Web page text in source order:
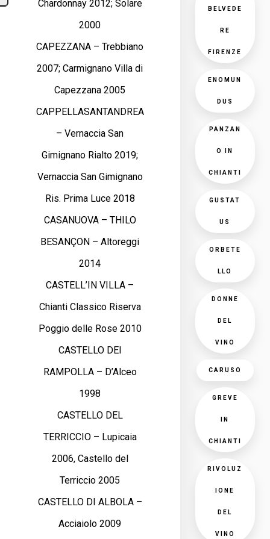
Chardonnay 2012; Solare
2000
CAPEZZANA – Trebbiano
2007; Carmignano Villa di
Capezzana 2005
CAPPELLASANTANDREA
– Vernaccia San
Gimignano Rialto 2019;
Vernaccia San Gimignano
Ris. Prima Luce 2018
CASANUOVA – THILO
BESANÇON – Altoreggi
2014
CASTELL’IN VILLA –
Chianti Classico Riserva
Poggio delle Rose 2010
CASTELLO DEI
RAMPOLLA – D’Alceo
1998
CASTELLO DEL
TERRICCIO – Lupicaia
2006, Castello del
Terriccio 2005
CASTELLO DI ALBOLA –
Acciaiolo 2009
BELVEDE
RE
FIRENZE
ENOMUN
DUS
PANZAN
O IN
CHIANTI
GUSTAT
US
ORBETE
LLO
DONNE
DEL
VINO
CARUSO
GREVE
IN
CHIANTI
RIVOLUZ
IONE
DEL
VINO